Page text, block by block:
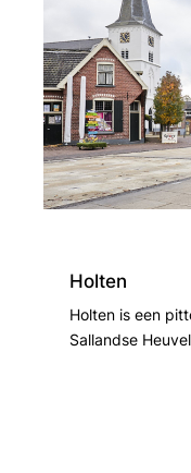
Holten
Holten is een
Sallandse